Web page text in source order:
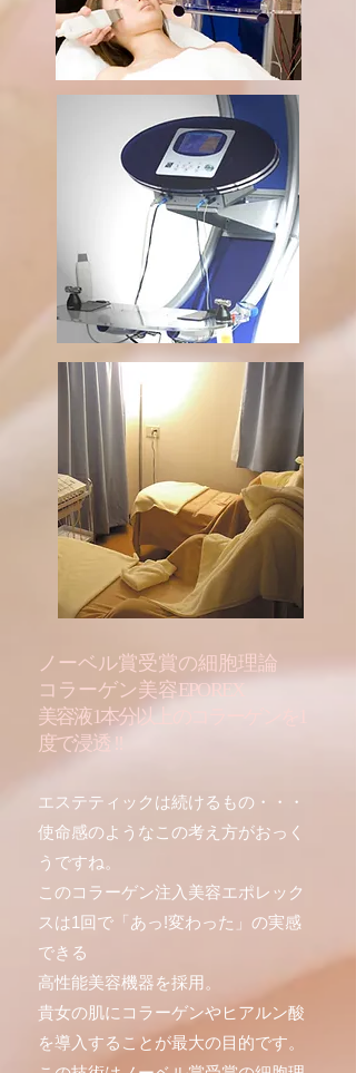
ノーベル賞受賞の細胞理論
コラーゲン美容EPOREX
美容液1本分以上のコラーゲンを1
度で浸透 !!
エステティックは続けるもの・・・
使命感のようなこの考え方がおっく
うですね。
このコラーゲン注入美容エポレック
スは1回で「あっ!変わった」の実感
できる
高性能美容機器を採用。
貴女の肌にコラーゲンやヒアルン酸
を導入することが最大の目的です。